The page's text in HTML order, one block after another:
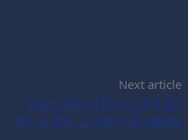
Next article
कल्याण सिंह का निधन, UP में तीन
दिन का शोक, 23 अगस्त को अवकाश